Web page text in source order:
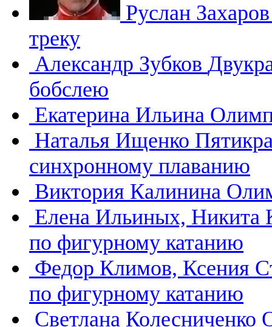
Руслан
треку
Александр Зубков
бобслею
Екатерина Ильина
Наталья Ищенко
синхронному плаванию
Виктория Калинина
Елена Ильиных, Никита
по фигурному катанию
Федор Климов, Ксения
по фигурному катанию
Светлана Колесниченко